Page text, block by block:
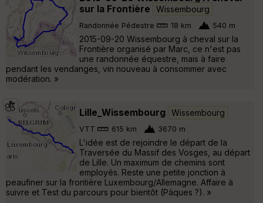
sur la Frontière
Wissembourg
Randonnée Pédestre 18 km 540 m
2015-09-20 Wissembourg à cheval sur la
Frontière organisé par Marc, ce n'est pas
une randonnée équestre, mais à faire
pendant les vendanges, vin nouveau à consommer avec
modération. »
Lille_Wissembourg Wissembourg
VTT 615 km 3670 m
L'idée est de rejoindre le départ de la
Traversée du Massif des Vosges, au départ
de Lille. Un maximum de chemins sont
employés. Reste une petite jonction à
peaufiner sur la frontière Luxembourg/Allemagne. Affaire à
suivre et Test du parcours pour bientôt (Pâques ?). »